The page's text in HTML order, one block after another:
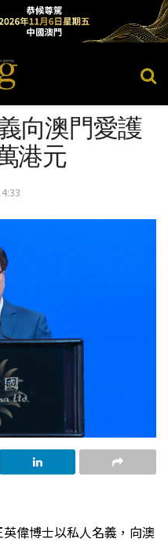
向澳門愛護
港元
偉博士以私人名義，向澳